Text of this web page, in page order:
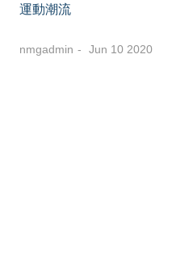
運動潮流
nmgadmin Jun 10 2020